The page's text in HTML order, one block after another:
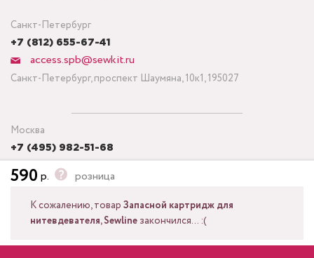
590 р. розница
К сожалению, товар Запасной картридж для
нитевдевателя, Sewline закончился... :(
Посмотреть другие актуальные товары из той же серии
Санкт-Петербург
+7 (812) 655-67-41
access.spb@sewkit.ru
Санкт-Петербург, проспект Шаумяна, 10к1, 195027
Москва
+7 (495) 982-51-68
access.msk@sewkit.ru
Москва, Кронштадтский бульвар, дом 7, строение 6, офис 143,